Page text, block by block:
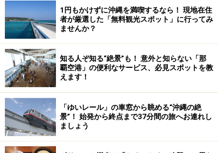
どに配慮が必要です。ボタンなども黒一色の喪服用のか
りゆしウエアがありますので、葬儀などではこちらを着
用します。
結婚式やパーティーなどに出席するときは、華やかな柄
のものや、光沢のある素材などを選ぶのもいいでしょ
う。さわやかな白一色のかりゆしウエアもあります。沖
縄でリゾートウエディングに出席する機会があれば、か
りゆしウエアをチョイスしてみるのもいいかもしませ
ん。ホテルや結婚式場では、出席者用のかりゆしウエア
をレンタルできるところもありますので、気になる方は
1円もかけずに沖縄を満喫するなら！ 現地在住
者が厳選した「無料観光スポット」に行ってみ
ませんか？
知る人ぞ知る“絶景”も！ 意外と知らない「那
覇空港」の便利なサービス、必見スポットを教
えます！
「ゆいレール」の車窓から眺める“沖縄の絶
景”！ 始発から終点まで37分間の旅へお連れし
ましょう